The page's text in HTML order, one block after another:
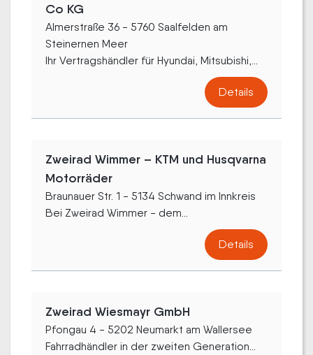
Co KG
Almerstraße 36 - 5760 Saalfelden am
Steinernen Meer
Ihr Vertragshändler für Hyundai, Mitsubishi,...
Details
Zweirad Wimmer – KTM und Husqvarna
Motorräder
Braunauer Str. 1 - 5134 Schwand im Innkreis
Bei Zweirad Wimmer - dem...
Details
Zweirad Wiesmayr GmbH
Pfongau 4 - 5202 Neumarkt am Wallersee
Fahrradhändler in der zweiten Generation...